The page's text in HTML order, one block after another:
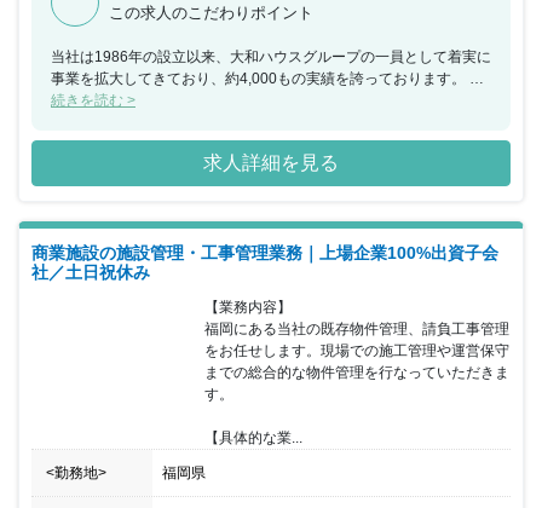
この求人のこだわりポイント
当社は1986年の設立以来、大和ハウスグループの一員として着実に
事業を拡大してきており、約4,000もの実績を誇っております。 大
和ハウス工業100％出資子会社である同社は、商業施設デベロッパ
な形態の商業施設をプロデュース出来るのも魅力の一つです。ま
た、地域の人にとっての「衣食住」の重要な拠点を施工・管理でき
るため、お客様が足を運んでいただけることはやりがいとなりま
おり、安心した就業環境に身を置くことができ、年間休日も120日
以上で土日祝日休みのため、ワークライフバランスも整っておりま
す。 また、当社は働きやすい以下の環境を実現しております。 ■勤
務地選択制度として、家庭の事業がある場合に転勤のない地域限定
社員への転換が可能（給与額、対象となる福利厚生制度は異なる）
■朝7時前の出勤、21時以降の残業の原則禁止 ■勤務間インターバル
制度として、勤務終了から9時間は勤務間インターバルを設け、生
活時間や睡眠時間を確保 ■毎週水曜日にノー残業デイを設置
続きを読む >
求人詳細を見る
商業施設の施設管理・工事管理業務｜上場企業100%出資子会
社／土日祝休み
【業務内容】
福岡にある当社の既存物件管理、請負工事管理
をお任せします。現場での施工管理や運営保守
までの総合的な物件管理を行なっていただきま
す。
【具体的な業...
<勤務地> 福岡県